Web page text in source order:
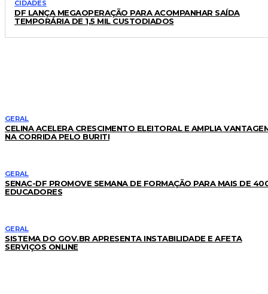
CIDADES
DF LANÇA MEGAOPERAÇÃO PARA ACOMPANHAR SAÍDA
TEMPORÁRIA DE 1,5 MIL CUSTODIADOS
GERAL
CELINA ACELERA CRESCIMENTO ELEITORAL E AMPLIA
NA CORRIDA PELO BURITI
GERAL
SENAC-DF PROMOVE SEMANA DE FORMAÇÃO PARA MAIS DE
EDUCADORES
GERAL
SISTEMA DO GOV.BR APRESENTA INSTABILIDADE E AFETA
SERVIÇOS ONLINE